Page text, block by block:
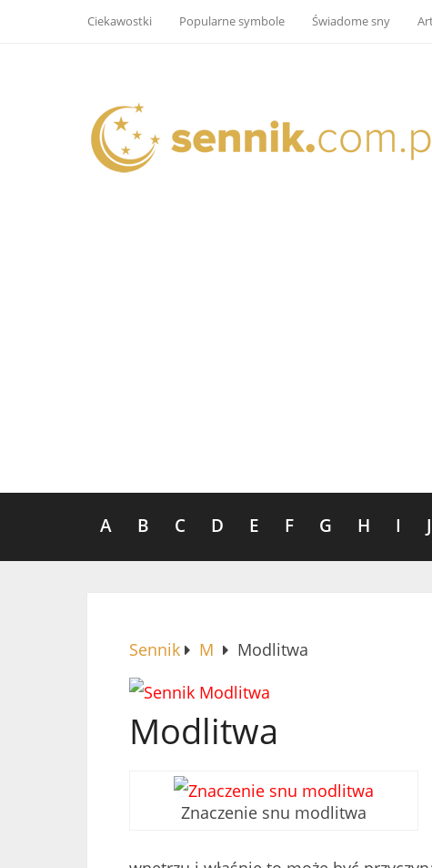
Ciekawostki Popularne symbole Świadome sny
A B C D E F G H I J
Sennik M Modlitwa
Modlitwa
Znaczenie snu modlitwa